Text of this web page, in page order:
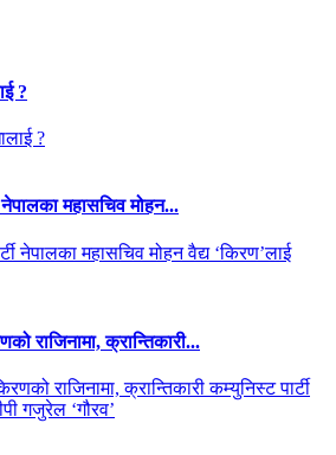
?
नेपालका महासचिव मोहन...
राजिनामा, क्रान्तिकारी...